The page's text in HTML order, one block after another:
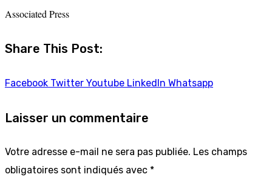
Associated Press
Share This Post:
Facebook Twitter Youtube LinkedIn Whatsapp
Laisser un commentaire
Votre adresse e-mail ne sera pas publiée. Les champs
obligatoires sont indiqués avec *